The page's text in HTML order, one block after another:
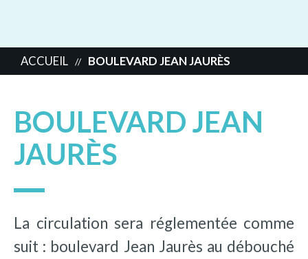
ACCUEIL // BOULEVARD JEAN JAURÈS
BOULEVARD JEAN
JAURÈS
La circulation sera réglementée comme
suit : boulevard Jean Jaurès au débouché